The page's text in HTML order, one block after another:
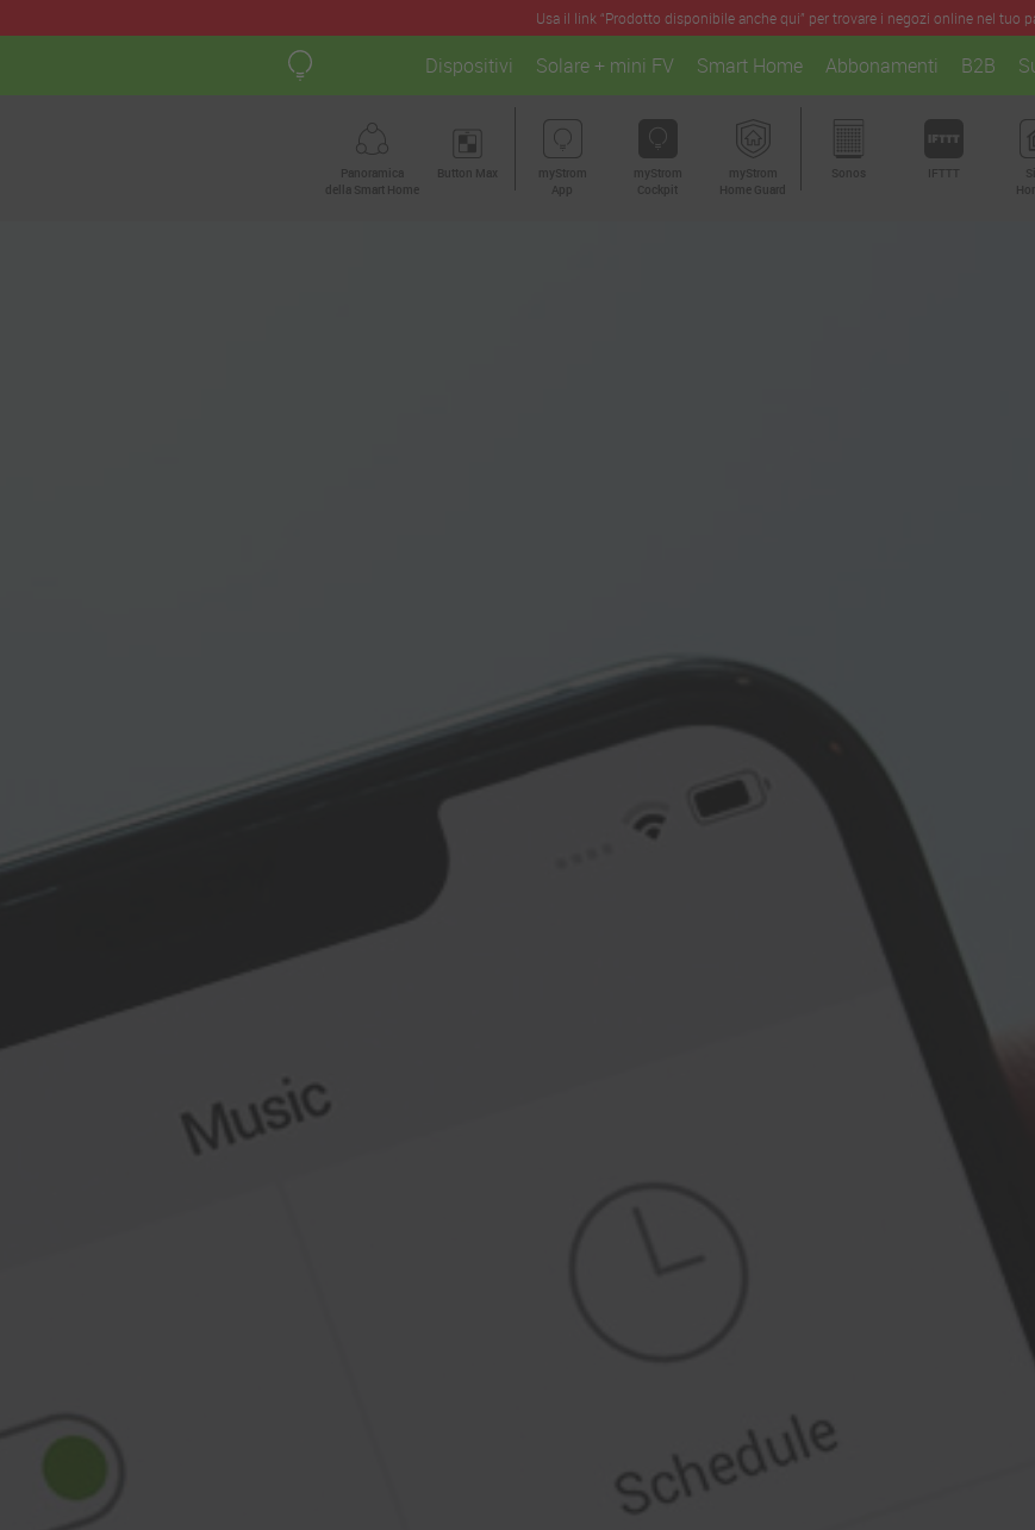
Usa il link “Prodotto disponibile anche qui” per trovare i negozi online nel tuo
Dispositivi Solare + mini FV Smart Home Abbonamenti B2B
Panoramica
della Smart Home
Button Max
myStrom
App
myStrom
Cockpit
myStrom
Home Guard
Sonos IFTTT